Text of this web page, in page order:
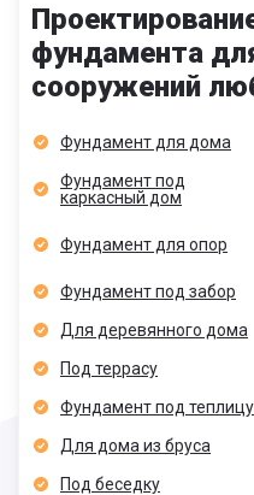
фундамента
сооружений
Фундамент для дома
Фундамент под
каркасный дом
Фундамент для опор
Фундамент под забор
Для деревянного дома
Под террасу
Фундамент под теплицу
Для дома из бруса
Под беседку